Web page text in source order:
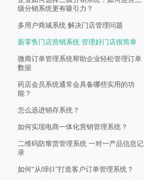
级分销系统更有吸引力？
多用户商城系统 解决门店管理问题
新零售门店营销系统 管理好门店很简单
微商订单管理系统帮助企业轻松管理订单
数据
药店会员系统通常会具备哪些实用的功
能？
怎么选进销存系统？
如何实现电商一体化营销管理系统？
二维码防窜货管理系统 一对一产品信息记
录
如何“从0到1”打造客户订单管理系统？